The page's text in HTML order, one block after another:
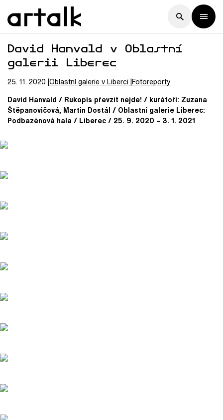
David Hanvald v Oblastní
galerii Liberec
25. 11. 2020 Oblastní galerie v Liberci Fotoreporty
David Hanvald / Rukopis převzít nejde! / kurátoři: Zuzana
Štěpanovičová, Martin Dostál / Oblastní galerie Liberec:
Podbazénová hala / Liberec / 25. 9. 2020 – 3. 1. 2021